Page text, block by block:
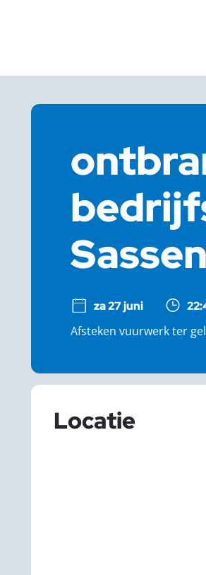
za 27 juni
Afsteken vuurwerk ter
Locatie